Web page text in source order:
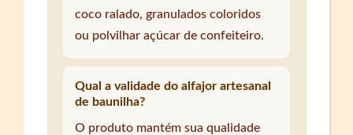
coco ralado, granulados coloridos
ou polvilhar açúcar de confeiteiro.
Qual a validade do alfajor artesanal
de baunilha?
O produto mantém sua qualidade